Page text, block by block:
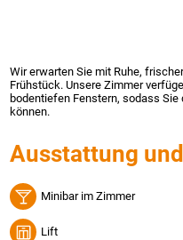
Ausstattung
Minibar im Zimmer
Lift
Wir erwarten Sie mit Ruhe,
Frühstück. Unsere Zimmer
bodentiefen Fenstern, sodass
können.